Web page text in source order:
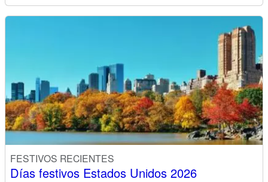
FESTIVOS RECIENTES
Días festivos Estados Unidos 2026